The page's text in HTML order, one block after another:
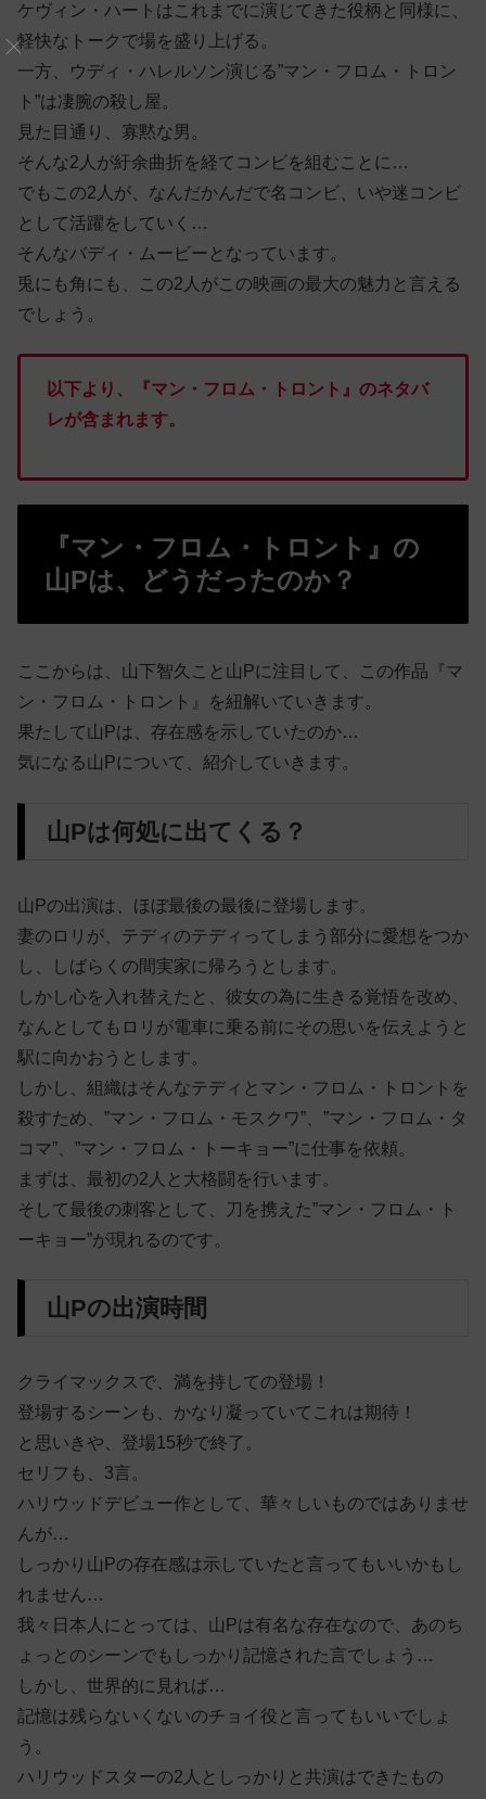
ケヴィン・ハートはこれまでに演じてきた役柄と同様に、
軽快なトークで場を盛り上げる。
一方、ウディ・ハレルソン演じる”マン・フロム・トロン
ト”は凄腕の殺し屋。
見た目通り、寡黙な男。
そんな2人が紆余曲折を経てコンビを組むことに…
でもこの2人が、なんだかんだで名コンビ、いや迷コンビ
として活躍をしていく…
そんなバディ・ムービーとなっています。
兎にも角にも、この2人がこの映画の最大の魅力と言える
でしょう。
以下より、『マン・フロム・トロント』のネタバ
レが含まれます。
『マン・フロム・トロント』の
山Pは、どうだったのか？
ここからは、山下智久こと山Pに注目して、この作品『マ
ン・フロム・トロント』を紐解いていきます。
果たして山Pは、存在感を示していたのか…
気になる山Pについて、紹介していきます。
山Pは何処に出てくる？
山Pの出演は、ほぼ最後の最後に登場します。
妻のロリが、テディのテディってしまう部分に愛想をつか
し、しばらくの間実家に帰ろうとします。
しかし心を入れ替えたと、彼女の為に生きる覚悟を改め、
なんとしてもロリが電車に乗る前にその思いを伝えようと
駅に向かおうとします。
しかし、組織はそんなテディとマン・フロム・トロントを
殺すため、”マン・フロム・モスクワ”、”マン・フロム・タ
コマ”、”マン・フロム・トーキョー”に仕事を依頼。
まずは、最初の2人と大格闘を行います。
そして最後の刺客として、刀を携えた”マン・フロム・ト
ーキョー”が現れるのです。
山Pの出演時間
クライマックスで、満を持しての登場！
登場するシーンも、かなり凝っていてこれは期待！
と思いきや、登場15秒で終了。
セリフも、3言。
ハリウッドデビュー作として、華々しいものではありませ
んが…
しっかり山Pの存在感は示していたと言ってもいいかもし
れません…
我々日本人にとっては、山Pは有名な存在なので、あのち
ょっとのシーンでもしっかり記憶された言でしょう…
しかし、世界的に見れば…
記憶は残らないくないのチョイ役と言ってもいいでしょ
う。
ハリウッドスターの2人としっかりと共演はできたもの